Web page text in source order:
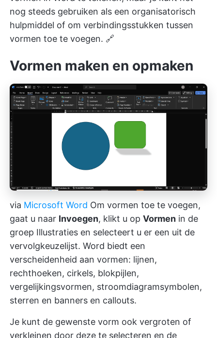
nog steeds gebruiken als een organisatorisch
hulpmiddel of om verbindingsstukken tussen
vormen toe te voegen. 🔗
Vormen maken en opmaken
via Microsoft Word Om vormen toe te voegen,
gaat u naar Invoegen, klikt u op Vormen in de
groep Illustraties en selecteert u er een uit de
vervolgkeuzelijst. Word biedt een
verscheidenheid aan vormen: lijnen,
rechthoeken, cirkels, blokpijlen,
vergelijkingsvormen, stroomdiagramsymbolen,
sterren en banners en callouts.
Je kunt de gewenste vorm ook vergroten of
verkleinen door deze te selecteren en de